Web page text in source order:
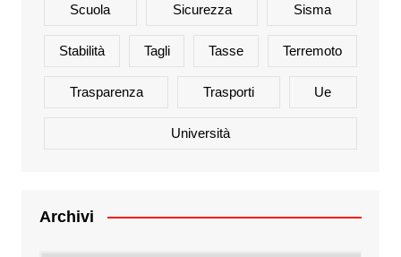
Scuola Sicurezza Sisma
Stabilità Tagli Tasse Terremoto
Trasparenza Trasporti Ue
Università
Archivi